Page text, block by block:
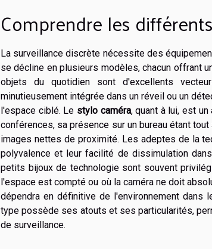
Comprendre les
La surveillance discrète nécessite des
se décline en plusieurs modèles, chacun offrant
objets du quotidien sont d'excellents
minutieusement intégrée dans un réveil ou un
l'espace ciblé. Le stylo caméra, quant à lui, est
conférences, sa présence sur un bureau étant
images nettes de proximité. Les adeptes de la
polyvalence et leur facilité de dissimulation
petits bijoux de technologie sont souvent
l'espace est compté ou où la caméra ne doit
dépendra en définitive de l'environnement
type possède ses atouts et ses particularités,
de surveillance.